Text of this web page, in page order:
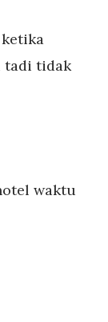
tadi tidak
waktu